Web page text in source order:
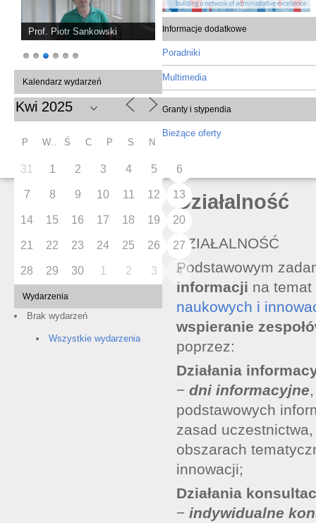
Prof. Piotr Sankowski
Kalendarz wydarzeń
P Ś C P S N
31 1 2 3 4 5 6
7 8 9 10 11 12 13
14 15 16 17 18 19 20
21 22 23 24 25 26 27
28 29 30 1 2 3 4
Wydarzenia
Brak wydarzeń
Wszystkie wydarzenia
Informacje dodatkowe
Poradniki
Multimedia
Granty i stypendia
Bieżące oferty
Działalność
DZIAŁALNOŚĆ
Podstawowym
informacji na temat
naukowych i
wspieranie
poprzez:
Działania
− dni informacyjne
podstawowych
zasad
obszarach
innowacji;
Działania
− indywidualne